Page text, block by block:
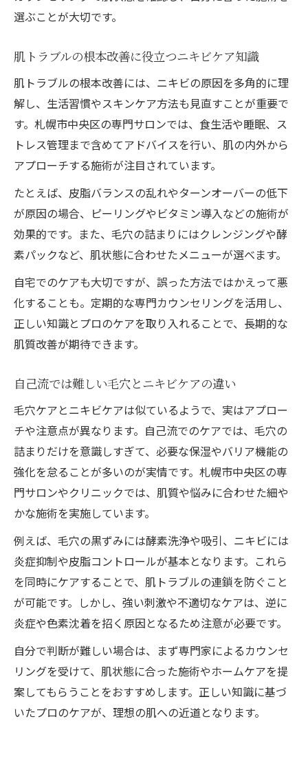
選ぶことが大切です。
肌トラブルの根本改善に役立つニキビケア知識
肌トラブルの根本改善には、ニキビの原因を多角的に理
解し、生活習慣やスキンケア方法も見直すことが重要で
す。札幌市中央区の専門サロンでは、食生活や睡眠、ス
トレス管理まで含めてアドバイスを行い、肌の内外から
アプローチする施術が注目されています。
たとえば、皮脂バランスの乱れやターンオーバーの低下
が原因の場合、ピーリングやビタミン導入などの施術が
効果的です。また、毛穴の詰まりにはクレンジングや酵
素パックなど、肌状態に合わせたメニューが選べます。
自宅でのケアも大切ですが、誤った方法ではかえって悪
化することも。定期的な専門カウンセリングを活用し、
正しい知識とプロのケアを取り入れることで、長期的な
肌質改善が期待できます。
自己流では難しい毛穴とニキビケアの違い
毛穴ケアとニキビケアは似ているようで、実はアプロー
チや注意点が異なります。自己流でのケアでは、毛穴の
詰まりだけを意識しすぎて、必要な保湿やバリア機能の
強化を怠ることが多いのが実情です。札幌市中央区の専
門サロンやクリニックでは、肌質や悩みに合わせた細や
かな施術を実施しています。
例えば、毛穴の黒ずみには酵素洗浄や吸引、ニキビには
炎症抑制や皮脂コントロールが基本となります。これら
を同時にケアすることで、肌トラブルの連鎖を防ぐこと
が可能です。しかし、強い刺激や不適切なケアは、逆に
炎症や色素沈着を招く原因となるため注意が必要です。
自分で判断が難しい場合は、まず専門家によるカウンセ
リングを受けて、肌状態に合った施術やホームケアを提
案してもらうことをおすすめします。正しい知識に基づ
いたプロのケアが、理想の肌への近道となります。